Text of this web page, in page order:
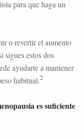
para que haga un
o revertir el aumento
sigues estos dos
ayudarte a mantener
habitual.2
es suficiente